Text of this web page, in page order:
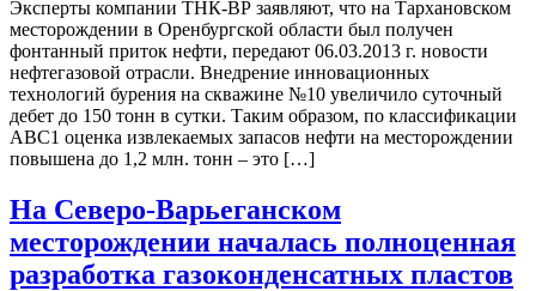
Эксперты компании ТНК-ВР заявляют, что на Тархановском
месторождении в Оренбургской области был получен
фонтанный приток нефти, передают 06.03.2013 г. новости
нефтегазовой отрасли. Внедрение инновационных
технологий бурения на скважине №10 увеличило суточный
дебет до 150 тонн в сутки. Таким образом, по классификации
АВС1 оценка извлекаемых запасов нефти на месторождении
повышена до 1,2 млн. тонн – это […]
На Северо-Варьеганском
месторождении началась полноценная
разработка газоконденсатных пластов